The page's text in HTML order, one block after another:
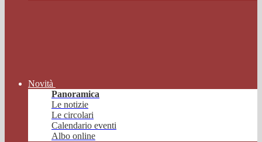
Novità
Panoramica
Le notizie
Le circolari
Calendario eventi
Albo online